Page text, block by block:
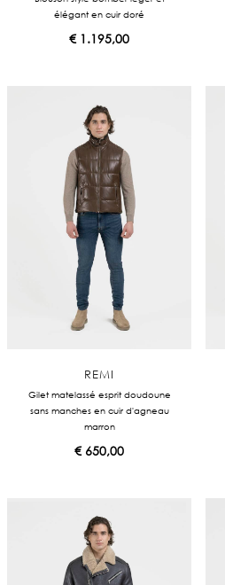
élégant en cuir doré
€1.195,00
REMI
Gilet matelassé esprit doudoune
sans manches en cuir d'agneau
marron
€650,00